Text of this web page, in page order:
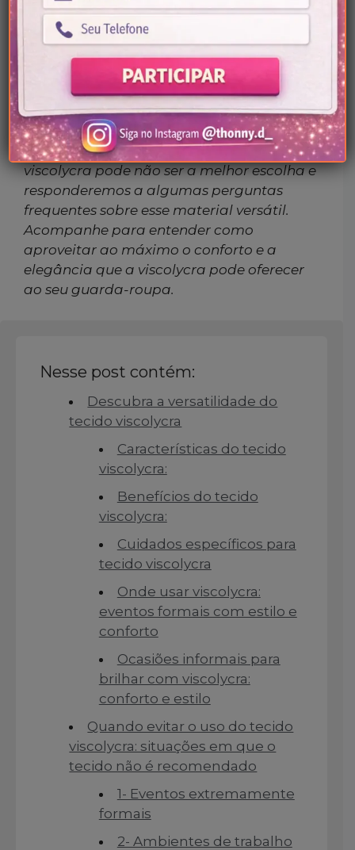
01/07/2024 PorThonny-D
Neste post, você descobrirá tudo sobre o
tecido viscolycra, incluindo suas principais
características, benefícios e as melhores
ocasiões para usá-lo. Além disso,
abordaremos situações em que o
viscolycra pode não ser a melhor escolha e
responderemos a algumas perguntas
frequentes sobre esse material versátil.
Acompanhe para entender como
aproveitar ao máximo o conforto e a
elegância que a viscolycra pode oferecer
ao seu guarda-roupa.
Nesse post contém:
Descubra a versatilidade do
tecido viscolycra
Características do tecido
viscolycra:
Benefícios do tecido
viscolycra:
Cuidados específicos para
tecido viscolycra
Onde usar viscolycra:
eventos formais com estilo e
conforto
Ocasiões informais para
brilhar com viscolycra:
conforto e estilo
Quando evitar o uso do tecido
viscolycra: situações em que o
tecido não é recomendado
1- Eventos extremamente
formais
2- Ambientes de trabalho